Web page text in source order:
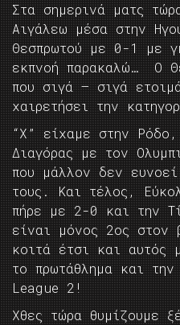
Στα σημερινά ματς
Αιγάλεω μέσα στην
Θεσπρωτού με 0-1 με
εκπνοή παρακαλώ… Ο
που σιγά – σιγά
χαιρετήσει την
“Χ” είχαμε στην
Διαγόρας με τον
που μάλλον δεν
τους. Και τέλος,
πήρε με 2-0 και την
είναι μόνος 2ος στον
κοιτά έτσι και αυτός
το πρωτάθλημα και
League 2!
Χθες τώρα θυμίζουμε